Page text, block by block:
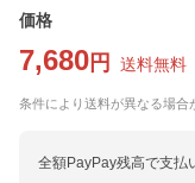
価格
7,680 円 送料無料
条件により送料が異なる場合
全額PayPay残高で支払